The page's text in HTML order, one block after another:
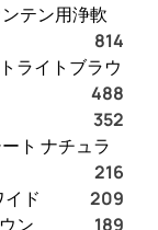
テン用浄軟
814
ライトブラウ
488
352
ト ナチュラ
216
ド
209
ン
189